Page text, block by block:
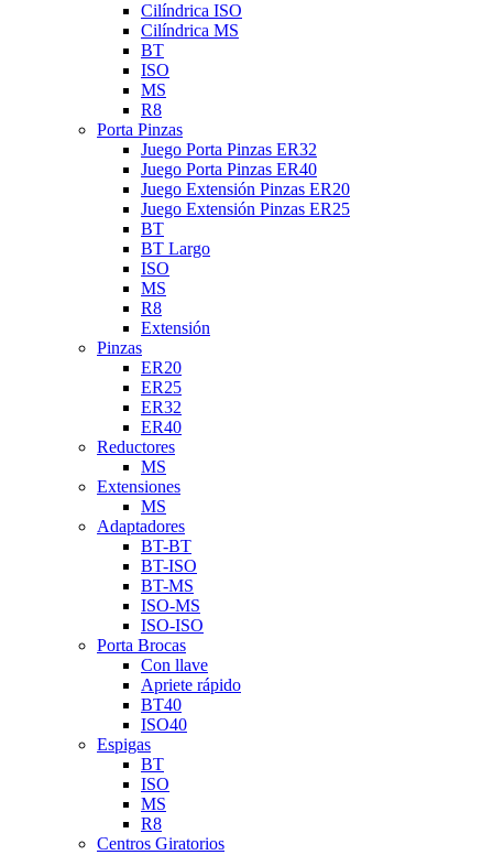
Cilíndrica ISO
Cilíndrica MS
BT
ISO
MS
R8
Porta Pinzas
Juego Porta Pinzas ER32
Juego Porta Pinzas ER40
Juego Extensión Pinzas ER20
Juego Extensión Pinzas ER25
BT
BT Largo
ISO
MS
R8
Extensión
Pinzas
ER20
ER25
ER32
ER40
Reductores
MS
Extensiones
MS
Adaptadores
BT-BT
BT-ISO
BT-MS
ISO-MS
ISO-ISO
Porta Brocas
Con llave
Apriete rápido
BT40
ISO40
Espigas
BT
ISO
MS
R8
Centros Giratorios